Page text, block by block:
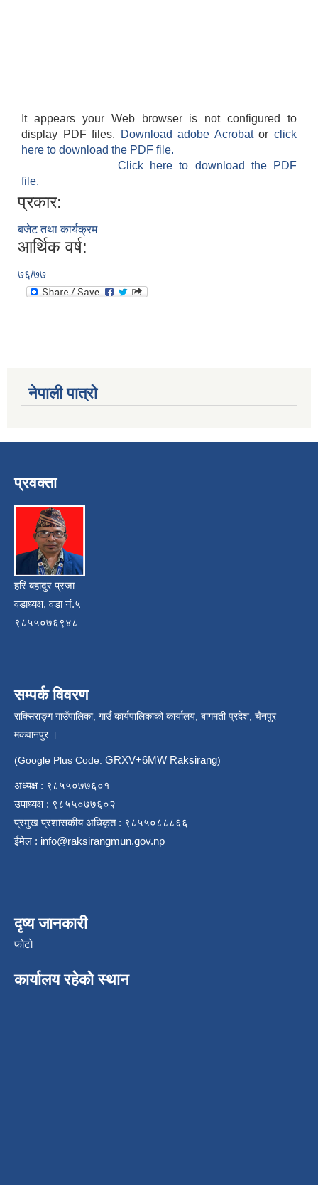
It appears your Web browser is not configured to
display PDF files.
Download adobe Acrobatorclick
here to download the PDF file.
Click here to download the PDF
file.
प्रकार:
बजेट तथा कार्यक्रम
आर्थिक वर्ष:
७६/७७
नेपाली पात्रो
प्रवक्ता
हरि बहादुर प्रजा
वडाध्यक्ष, वडा नं.५
९८५५०७६९४८
सम्पर्क विवरण
राक्सिराङ्ग गाउँपालिका, गाउँ कार्यपालिकाको कार्यालय, बागमती प्रदेश, चैनपुर
मकवानपुर ।
(Google Plus Code: GRXV+6MW Raksirang)
अध्यक्ष : ९८५५०७७६०१
उपाध्यक्ष : ९८५५०७७६०२
प्रमुख प्रशासकीय अधिकृत : ९८५५०८८८६६
ईमेल : info@raksirangmun.gov.np
दृष्य जानकारी
फोटो
कार्यालय रहेको स्थान